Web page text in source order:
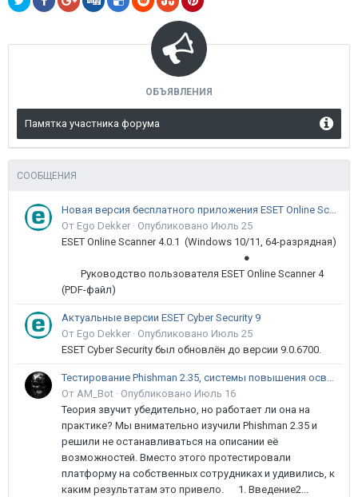
ОБЪЯВЛЕНИЯ
Памятка участника форума
СООБЩЕНИЯ
Новая версия бесплатного приложения ESET Online Scanner доступна пользователям
От Ego Dekker · Опубликовано Июль 25
ESET Online Scanner 4.0.1 (Windows 10/11, 64-разрядная)
●
Руководство пользователя ESET Online Scanner 4
(PDF-файл)
Актуальные версии ESET Cyber Security 9
От Ego Dekker · Опубликовано Июль 25
ESET Cyber Security был обновлён до версии 9.0.6700.
Тестирование Phishman 2.35, системы повышения осведомлённости пользователей в сфере ИБ
От AM_Bot · Опубликовано Июль 16
Теория звучит убедительно, но работает ли она на
практике? Мы внимательно изучили Phishman 2.35 и
решили не останавливаться на описании её
возможностей. Вместо этого протестировали
платформу на собственных сотрудниках и удивились, к
каким результатам это привело. 1. Введение2...